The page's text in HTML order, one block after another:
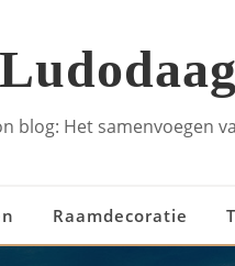
blog: Het samenvoegen
Raamdecoratie